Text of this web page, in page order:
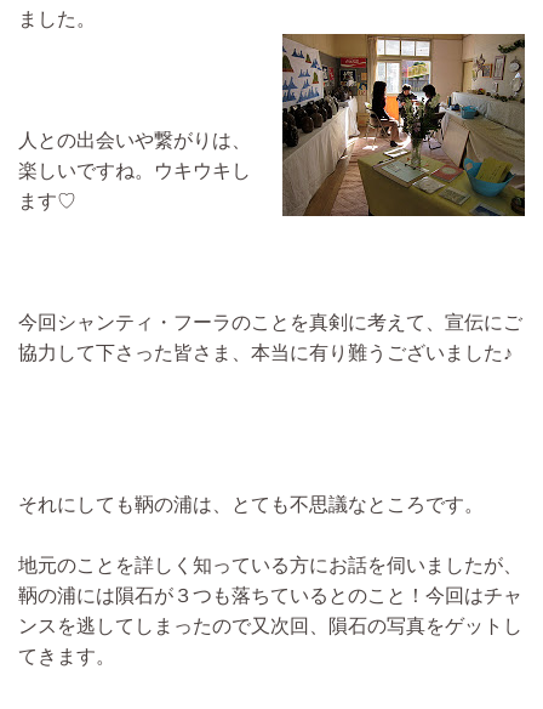
ました。
人との出会いや繋がりは、
楽しいですね。ウキウキし
ます♡
今回シャンティ・フーラのことを真剣に考えて、宣伝にご
協力して下さった皆さま、本当に有り難うございました♪
それにしても鞆の浦は、とても不思議なところです。
地元のことを詳しく知っている方にお話を伺いましたが、
鞆の浦には隕石が３つも落ちているとのこと！今回はチャ
ンスを逃してしまったので又次回、隕石の写真をゲットし
てきます。